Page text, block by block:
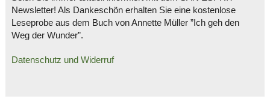
Newsletter! Als Dankeschön erhalten Sie eine kostenlose
Leseprobe aus dem Buch von Annette Müller ”Ich geh den
Weg der Wunder”.
Datenschutz und Widerruf